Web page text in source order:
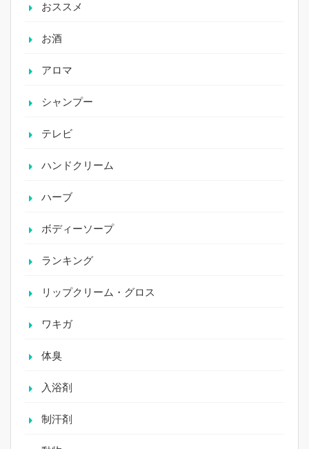
おススメ
お酒
アロマ
シャンプー
テレビ
ハンドクリーム
ハーブ
ボディーソープ
ランキング
リップクリーム・グロス
ワキガ
体臭
入浴剤
制汗剤